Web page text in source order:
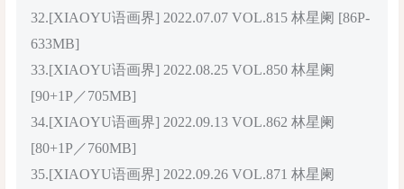
32.[XIAOYU语画界] 2022.07.07 VOL.815 林星阑 [86P-
633MB]
33.[XIAOYU语画界] 2022.08.25 VOL.850 林星阑
[90+1P／705MB]
34.[XIAOYU语画界] 2022.09.13 VOL.862 林星阑
[80+1P／760MB]
35.[XIAOYU语画界] 2022.09.26 VOL.871 林星阑